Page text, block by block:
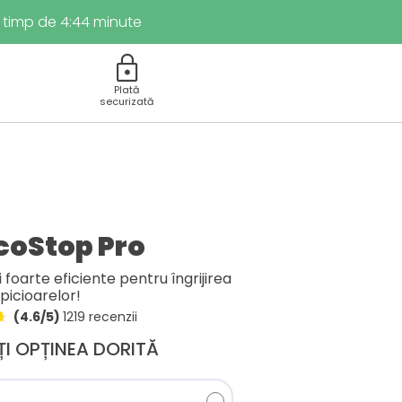
de 4:43minute
Plată
securizată
lock
Pro
foarte eficiente pentru îngrijirea
picioarelor!
(4.6/5) 1219 recenzii
OPȚINEA DORITĂ